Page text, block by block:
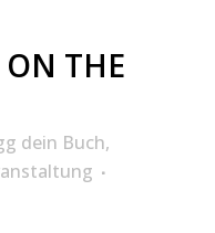
ON THE
dein Buch,